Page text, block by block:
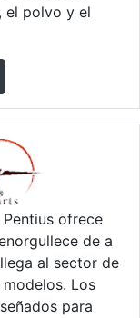
el polvo y el
ofrece
de a
al sector de
Los
para